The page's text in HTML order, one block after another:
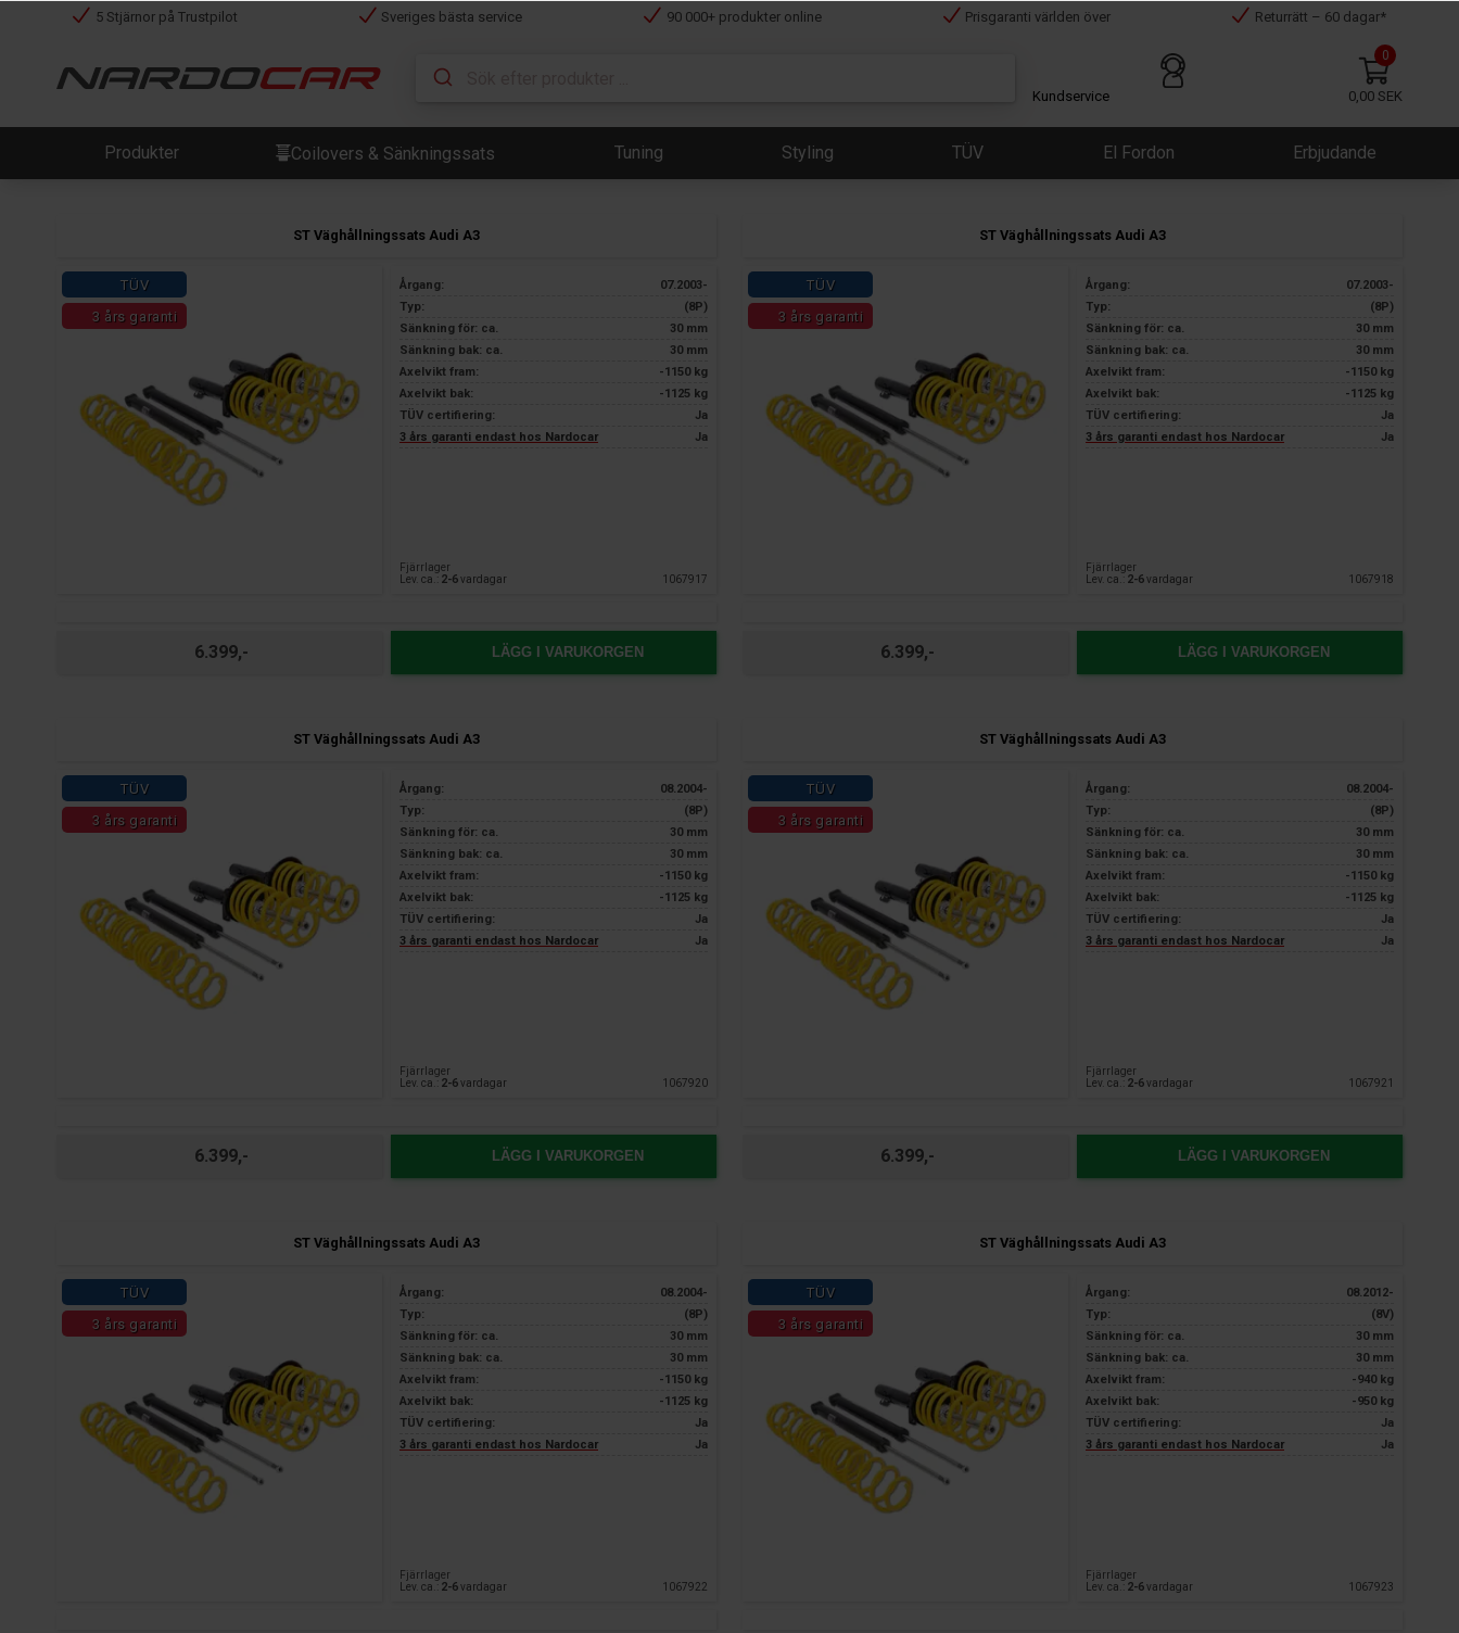
5 Stjärnor på Trustpilot Sveriges bästa service 90 000+ produkter online Prisgaranti världen över Returrätt – 60 dagar*
Kundservice
0
0,00 SEK
Produkter Coilovers & Sänkningssats Tuning Styling TÜV El Fordon Erbjudande
ST Väghållningssats Audi A3
TÜV
3 års garanti
Årgang:
07.2003-
Typ:
(8P)
Sänkning för: ca.
30 mm
Sänkning bak: ca.
30 mm
Axelvikt fram:
-1150 kg
Axelvikt bak:
-1125 kg
TÜV certifiering:
Ja
3 års garanti endast hos Nardocar
Ja
Fjärrlager
Lev. ca.: 2-6vardagar 1067917
6.399,- LÄGG I VARUKORGEN
ST Väghållningssats Audi A3
TÜV
3 års garanti
Årgang:
07.2003-
Typ:
(8P)
Sänkning för: ca.
30 mm
Sänkning bak: ca.
30 mm
Axelvikt fram:
-1150 kg
Axelvikt bak:
-1125 kg
TÜV certifiering:
Ja
3 års garanti endast hos Nardocar
Ja
Fjärrlager
Lev. ca.: 2-6vardagar 1067918
6.399,- LÄGG I VARUKORGEN
ST Väghållningssats Audi A3
TÜV
3 års garanti
Årgang:
08.2004-
Typ:
(8P)
Sänkning för: ca.
30 mm
Sänkning bak: ca.
30 mm
Axelvikt fram:
-1150 kg
Axelvikt bak:
-1125 kg
TÜV certifiering:
Ja
3 års garanti endast hos Nardocar
Ja
Fjärrlager
Lev. ca.: 2-6vardagar 1067920
6.399,- LÄGG I VARUKORGEN
ST Väghållningssats Audi A3
TÜV
3 års garanti
Årgang:
08.2004-
Typ:
(8P)
Sänkning för: ca.
30 mm
Sänkning bak: ca.
30 mm
Axelvikt fram:
-1150 kg
Axelvikt bak:
-1125 kg
TÜV certifiering:
Ja
3 års garanti endast hos Nardocar
Ja
Fjärrlager
Lev. ca.: 2-6vardagar 1067921
6.399,- LÄGG I VARUKORGEN
ST Väghållningssats Audi A3
TÜV
3 års garanti
Årgang:
08.2004-
Typ:
(8P)
Sänkning för: ca.
30 mm
Sänkning bak: ca.
30 mm
Axelvikt fram:
-1150 kg
Axelvikt bak:
-1125 kg
TÜV certifiering:
Ja
3 års garanti endast hos Nardocar
Ja
Fjärrlager
Lev. ca.: 2-6vardagar 1067922
ST Väghållningssats Audi A3
TÜV
3 års garanti
Årgang:
08.2012-
Typ:
(8V)
Sänkning för: ca.
30 mm
Sänkning bak: ca.
30 mm
Axelvikt fram:
-940 kg
Axelvikt bak:
-950 kg
TÜV certifiering:
Ja
3 års garanti endast hos Nardocar
Ja
Fjärrlager
Lev. ca.: 2-6vardagar 1067923